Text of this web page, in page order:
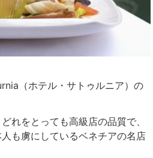
（ホテル・サトゥルニア）の
れをとっても高級店の品質で、
も虜にしているベネチアの名店